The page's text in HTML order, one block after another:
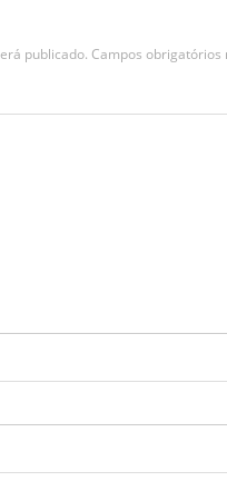
publicado. Campos